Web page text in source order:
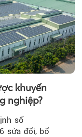
khuyến
nghiệp?
số
sửa đổi, bổ